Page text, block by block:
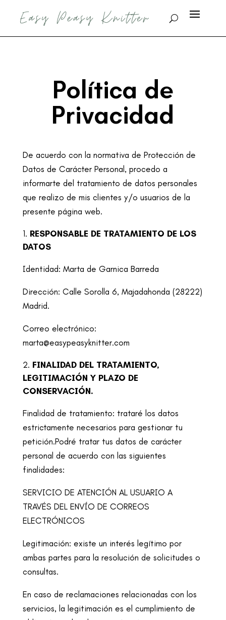
Política de
Privacidad
De acuerdo con la normativa de Protección de
Datos de Carácter Personal, procedo a
informarte del tratamiento de datos personales
que realizo de mis clientes y/o usuarios de la
presente página web.
RESPONSABLE DE TRATAMIENTO DE LOS
DATOS
Identidad: Marta de Garnica Barreda
Dirección: Calle Sorolla 6, Majadahonda (28222)
Madrid.
Correo electrónico:
marta@easypeasyknitter.com
FINALIDAD DEL TRATAMIENTO,
LEGITIMACIÓN Y PLAZO DE
CONSERVACIÓN.
Finalidad de tratamiento: trataré los datos
estrictamente necesarios para gestionar tu
petición.Podré tratar tus datos de carácter
personal de acuerdo con las siguientes
finalidades:
SERVICIO DE ATENCIÓN AL USUARIO A
TRAVÉS DEL ENVÍO DE CORREOS
ELECTRÓNICOS
Legitimación: existe un interés legítimo por
ambas partes para la resolución de solicitudes o
consultas.
En caso de reclamaciones relacionadas con los
servicios, la legitimación es el cumplimiento de